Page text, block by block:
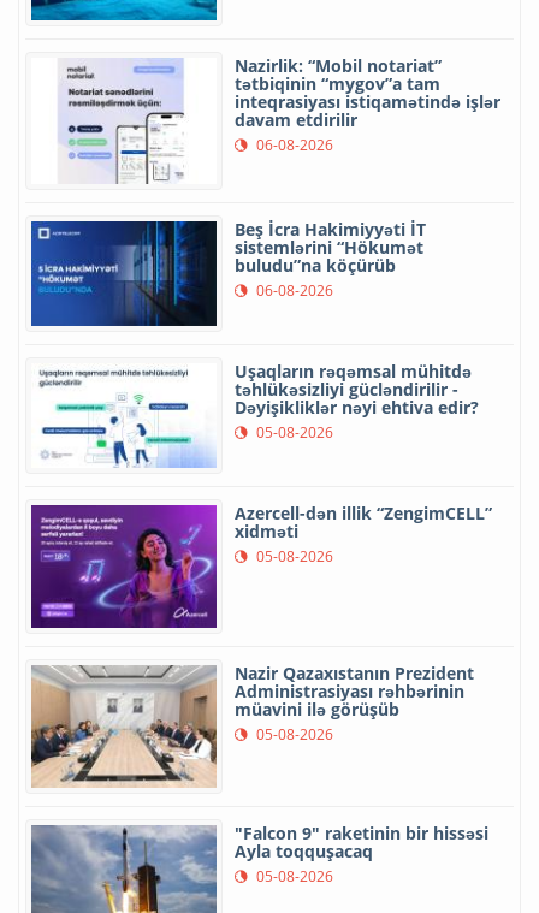
Nazirlik: “Mobil notariat”
tətbiqinin “mygov”a tam
inteqrasiyası istiqamətində işlər
davam etdirilir
06-08-2026
Beş İcra Hakimiyyəti İT
sistemlərini “Hökumət
buludu”na köçürüb
06-08-2026
Uşaqların rəqəmsal mühitdə
təhlükəsizliyi gücləndirilir -
Dəyişikliklər nəyi ehtiva edir?
05-08-2026
Azercell-dən illik “ZengimCELL”
xidməti
05-08-2026
Nazir Qazaxıstanın Prezident
Administrasiyası rəhbərinin
müavini ilə görüşüb
05-08-2026
"Falcon 9" raketinin bir hissəsi
Ayla toqquşacaq
05-08-2026